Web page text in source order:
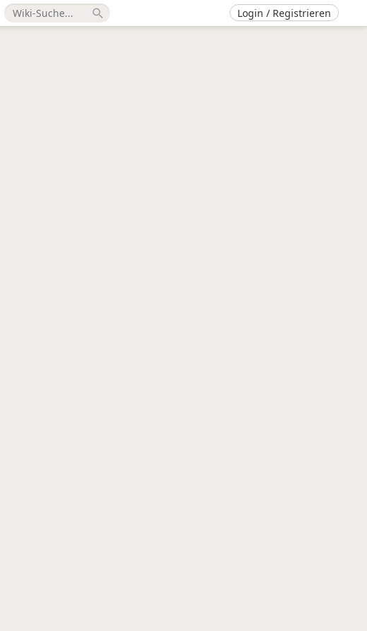
search Login / Registrieren